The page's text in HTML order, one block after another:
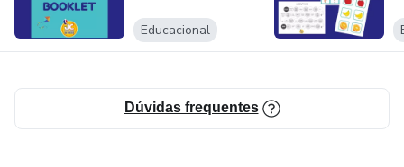
Educacional
Dúvidas frequentes